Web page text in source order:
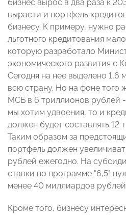
бизнес вырос в два раза к
вырасти и портфель
бизнесу. К примеру, нужно
льготного кредитования
которую разработало
экономического развития с
Сегодня на нее выделено 1,6
всю страну. Но на фоне того
МСБ в 6 триллионов рублей
мы хотим удвоения, то и
должен будет составлять 12
Таким образом за
портфель должен
рублей ежегодно. На
ставки по программе "6,5"
менее 40 миллиардов рублей
Кроме того, бизнесу